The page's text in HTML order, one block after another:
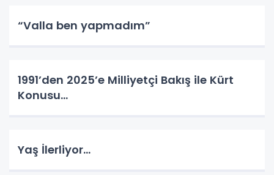
“Valla ben yapmadım”
1991’den 2025’e Milliyetçi Bakış ile Kürt
Konusu…
Yaş İlerliyor…